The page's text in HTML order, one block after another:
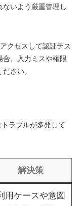
いよう厳重管理し
クセスして認証テス
合、入力ミスや権限
さい。
ラブルが多発して
解決策
用ケースや意図